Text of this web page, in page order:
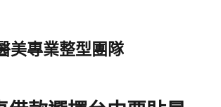
美專業整型團隊